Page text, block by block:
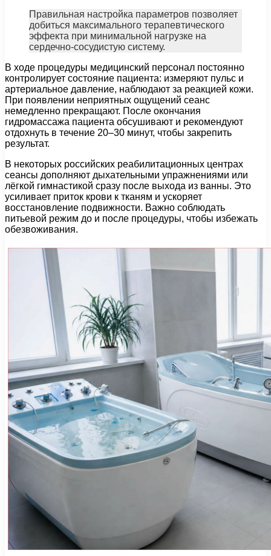
Правильная настройка параметров позволяет
добиться максимального терапевтического
эффекта при минимальной нагрузке на
сердечно-сосудистую систему.
В ходе процедуры медицинский персонал постоянно
контролирует состояние пациента: измеряют пульс и
артериальное давление, наблюдают за реакцией кожи.
При появлении неприятных ощущений сеанс
немедленно прекращают. После окончания
гидромассажа пациента обсушивают и рекомендуют
отдохнуть в течение 20–30 минут, чтобы закрепить
результат.
В некоторых российских реабилитационных центрах
сеансы дополняют дыхательными упражнениями или
лёгкой гимнастикой сразу после выхода из ванны. Это
усиливает приток крови к тканям и ускоряет
восстановление подвижности. Важно соблюдать
питьевой режим до и после процедуры, чтобы избежать
обезвоживания.